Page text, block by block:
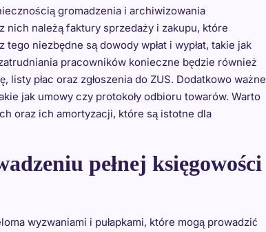
gromadzenia i archiwizowania
należą faktury sprzedaży i zakupu, które
niezbędne są dowody wpłat i wypłat, takie jak
pracowników konieczne będzie również
płac oraz zgłoszenia do ZUS. Dodatkowo ważne
jak umowy czy protokoły odbioru towarów. Warto
oraz ich amortyzacji, które są istotne dla
pełnej księgowości
wyzwaniami i pułapkami, które mogą prowadzić